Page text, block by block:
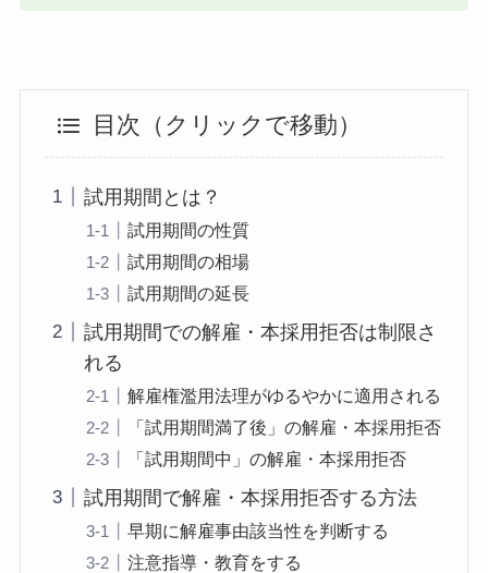
目次（クリックで移動）
試用期間とは？
試用期間の性質
試用期間の相場
試用期間の延長
試用期間での解雇・本採用拒否は制限さ
れる
解雇権濫用法理がゆるやかに適用される
「試用期間満了後」の解雇・本採用拒否
「試用期間中」の解雇・本採用拒否
試用期間で解雇・本採用拒否する方法
早期に解雇事由該当性を判断する
注意指導・教育をする